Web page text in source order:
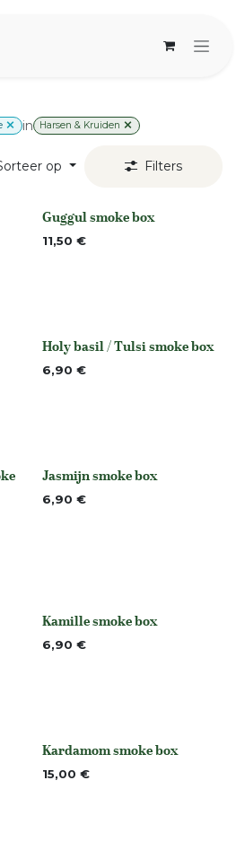
in Harsen & Kruiden
op Filters
None
Guggul smoke box
11,50 €
None
Holy basil / Tulsi smoke box
6,90 €
None
Jasmijn smoke box
6,90 €
None
Kamille smoke box
6,90 €
None
Kardamom smoke box
15,00 €